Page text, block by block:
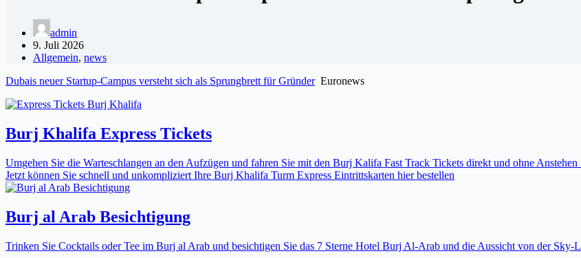
admin
9. Juli 2026
Allgemein, news
Dubais neuer Startup-Campus versteht sich als Sprungbrett für GründerEuronews
Burj Khalifa Express Tickets
Umgehen Sie die Warteschlangen an den Aufzügen und fahren Sie mit den Burj Kalifa Fast Track Tickets direkt und ohne
Jetzt können Sie schnell und unkompliziert Ihre Burj Khalifa Turm Express Eintrittskarten hier bestellen
Burj al Arab Besichtigung
Trinken Sie Cocktails oder Tee im Burj al Arab und besichtigen Sie das 7 Sterne Hotel Burj Al-Arab und die Aussicht von der Sky-